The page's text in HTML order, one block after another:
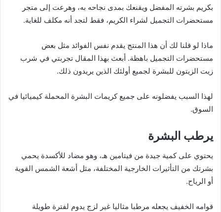
بكريم بشرته المفضل ويقنعك بمدى نجاحه به، وهرعت إلى متجر
مستحضرات التجميل لشراء الكريم، فقط لتجد أنه مكلف للغاية.
ماذا لو قلنا لك أن هذا المنتج يقدم نفس الفوائد مثل بعض
مستحضرات التجميل باهظة. أبعث بهذا المقال تجربتي في شرب
زيت الزيتون للبشرة لجميع أولئك الذين يريدون ذلك.
لهذا السبب يفضلونه على جميع كريمات البشرة المحملة كيميائيا في
السوق.
يرطب البشرة
يحتوي على كمية جيدة من فيتامين هـ، وهو مضاد للأكسدة يحمي
بشرتك من التأثيرات الخارجية المختلفة، مثل أشعة الشمس القوية
أو الرياح.
قوامه الخفيف يجعله مرطبا مثاليا غير لزج يدوم لفترة طويلة